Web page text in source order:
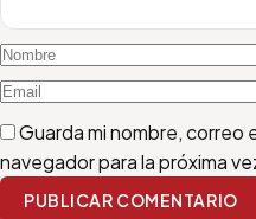
Guarda mi nombre,
navegador para la próxima
PUBLICAR COMENTARIO